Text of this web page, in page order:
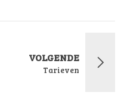
VOLGENDE
Tarieven